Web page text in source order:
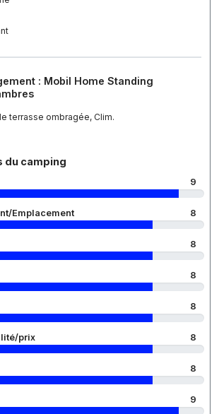
: Mobil Home Standing
terrasse ombragée, Clim.
du camping
9
Emplacement 8
8
8
8
prix 8
8
9